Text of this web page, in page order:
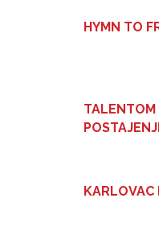
HYMN TO
KARLOVAC